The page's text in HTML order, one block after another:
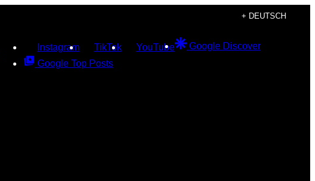
+ DEUTSCH
Instagram TikTok YouTube
Google Discover
Google Top Posts